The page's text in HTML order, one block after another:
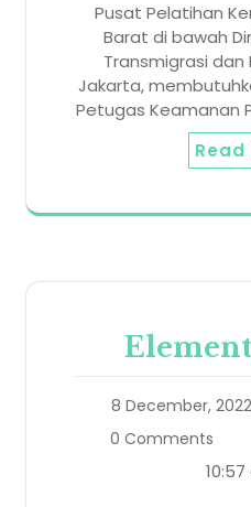
Pusat Pelatihan
Barat di bawah
Transmigrasi dan
Jakarta,
Petugas Keamanan
Read
8 December, 2022
0 Comments